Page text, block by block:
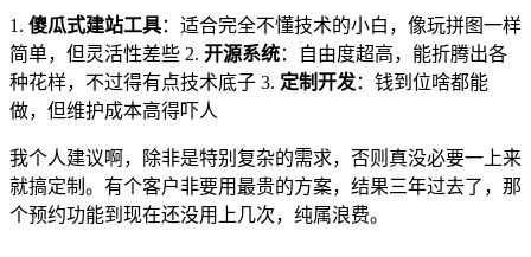
1. 傻瓜式建站工具：适合完全不懂技术的小白，像玩拼图一样
简单，但灵活性差些 2. 开源系统：自由度超高，能折腾出各
种花样，不过得有点技术底子 3. 定制开发：钱到位啥都能
做，但维护成本高得吓人
我个人建议啊，除非是特别复杂的需求，否则真没必要一上来
就搞定制。有个客户非要用最贵的方案，结果三年过去了，那
个预约功能到现在还没用上几次，纯属浪费。